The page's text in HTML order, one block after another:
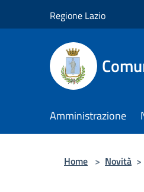
Regione Lazio
Amministrazione
Home > Novità >